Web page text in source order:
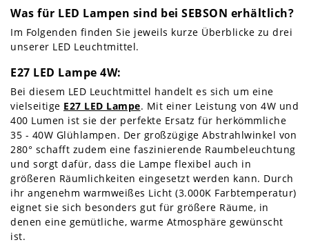
Was für LED Lampen sind bei SEBSON erhältlich?
Im Folgenden finden Sie jeweils kurze Überblicke zu drei
unserer LED Leuchtmittel.
E27 LED Lampe 4W:
Bei diesem LED Leuchtmittel handelt es sich um eine
vielseitige E27 LED Lampe. Mit einer Leistung von 4W und
400 Lumen ist sie der perfekte Ersatz für herkömmliche
35 - 40W Glühlampen. Der großzügige Abstrahlwinkel von
280° schafft zudem eine faszinierende Raumbeleuchtung
und sorgt dafür, dass die Lampe flexibel auch in
größeren Räumlichkeiten eingesetzt werden kann. Durch
ihr angenehm warmweißes Licht (3.000K Farbtemperatur)
eignet sie sich besonders gut für größere Räume, in
denen eine gemütliche, warme Atmosphäre gewünscht
ist.